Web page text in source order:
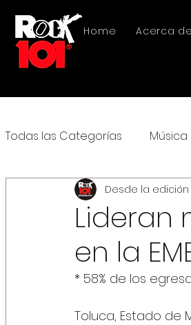
Home Acerca de
Todas las Categorías Música
Lideran
en la
Desde la edición
* 58% de los
Toluca, Estado de